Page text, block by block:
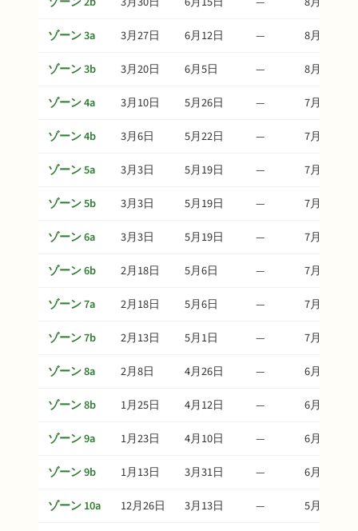
ゾーン 3a
3月27日 6月12日 —
8月16日
ゾーン 3b
3月20日 6月5日 —
8月9日
ゾーン 4a
3月10日 5月26日 —
7月30日
ゾーン 4b
3月6日 5月22日 —
7月26日
ゾーン 5a
3月3日 5月19日 —
7月23日
ゾーン 5b
3月3日 5月19日 —
7月23日
ゾーン 6a
3月3日 5月19日 —
7月23日
ゾーン 6b
2月18日 5月6日 —
7月10日
ゾーン 7a
2月18日 5月6日 —
7月10日
ゾーン 7b
2月13日 5月1日 —
7月5日
ゾーン 8a
2月8日 4月26日 —
6月30日
ゾーン 8b
1月25日 4月12日 —
6月16日
ゾーン 9a
1月23日 4月10日 —
6月14日
ゾーン 9b
1月13日 3月31日 —
6月4日
ゾーン 10a
12月26日 3月13日 — 5月17日